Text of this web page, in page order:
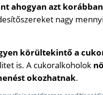
ahogyan azt
nagy
körültekintő a
is. A cukoralkoholok
okozhatnak.